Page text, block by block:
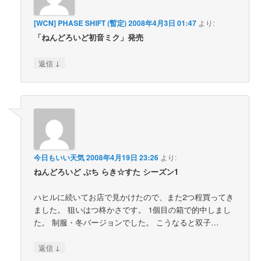
[WCN] PHASE SHIFT (暫定)2008年4月3日 01:47 より:
「ねんどろいど初音ミク」発売
返信 ↓
今日もいい天気2008年4月19日 23:26 より:
ねんどろいど ぷち らき☆すた シーズン1
ハヒルに続いてお店で見かけたので、また2つ程買ってき
ました。 狙いはつ柊かさです。 1個目の箱で的中しまし
た。 制服・冬バージョンでした。 こうなると双子…
返信 ↓